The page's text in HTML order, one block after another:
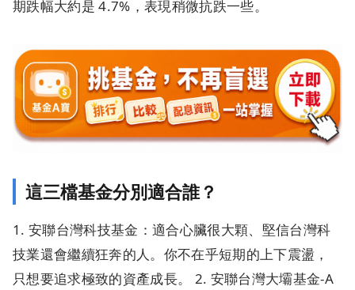
期跌幅大約是 4.7%，表現稍微抗跌一些。
這三檔基金分別適合誰？
1. 安聯台灣科技基金：適合心臟很大顆、堅信台灣科
技業還會繼續狂奔的人。你不在乎短期的上下震盪，
只想要追求極致的資產成長。 2. 安聯台灣大壩基金-A